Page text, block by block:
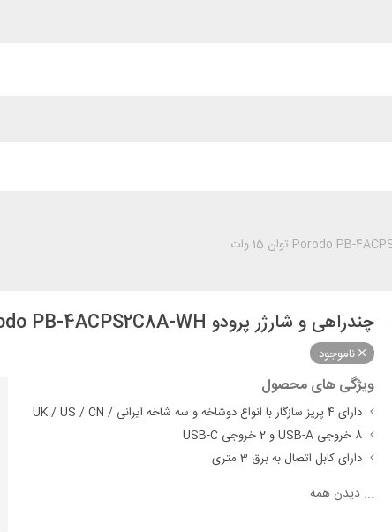
چندراهی و شارژر پرودو Porodo PB-4ACPS2C8A-WH توان 15 وات
ناموجود
ویژگی های محصول
دارای 4 پریز سازگار با انواع دوشاخه و سه شاخه ایرانی / UK / US / CN
8 خروجی USB-A و 2 خروجی USB-C
دارای کابل اتصال به برق 3 متری
...دیدن همه